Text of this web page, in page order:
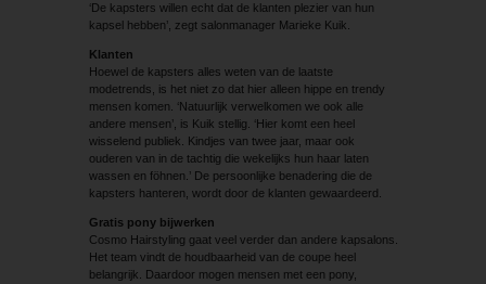
‘De kapsters willen echt dat de klanten plezier van hun
kapsel hebben’, zegt salonmanager Marieke Kuik.
Klanten
Hoewel de kapsters alles weten van de laatste
modetrends, is het niet zo dat hier alleen hippe en trendy
mensen komen. ‘Natuurlijk verwelkomen we ook alle
andere mensen’, is Kuik stellig. ‘Hier komt een heel
wisselend publiek. Kindjes van twee jaar, maar ook
ouderen van in de tachtig die wekelijks hun haar laten
wassen en föhnen.’ De persoonlijke benadering die de
kapsters hanteren, wordt door de klanten gewaardeerd.
Gratis pony bijwerken
Cosmo Hairstyling gaat veel verder dan andere kapsalons.
Het team vindt de houdbaarheid van de coupe heel
belangrijk. Daardoor mogen mensen met een pony,